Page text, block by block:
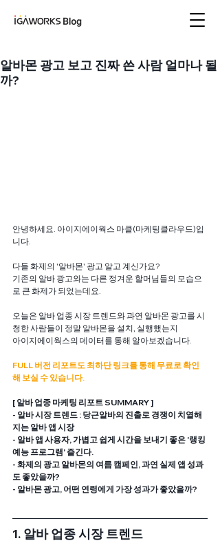
알바몬 광고 보고 진짜 쓴 사람 얼마나 될
까?
안녕하세요. 아이지에이웍스 마클(마케팅클라우드)입
니다.
다들 화제의 '알바몬' 광고 알고 계신가요?
기존의 알바 광고와는 다른 정겨운 할머님들의 모습으
로 큰 화제가 되었는데요.
오늘은 알바 업종 시장 트렌드와 과연 알바몬 광고를 시
청한 사람들이 정말 알바몬을 설치, 실행했는지
아이지에이웍스의 데이터를 통해 알아보겠습니다.
FULL 버전 리포트도 최하단 링크를 통해 무료로 확인
해 보실 수 있습니다.
[ 알바 업종 마케팅 리포트 SUMMARY ]
- 알바 시장 트렌드 : 당근알바의 진출로 경쟁이 치열해
지는 알바 앱 시장
- 알바 앱 사용자, 가볍고 쉽게 시간을 보내기 좋은 '랭킹
예능 프로그램' 즐긴다.
- 화제의 광고 알바몬의 여름 캠페인, 과연 실제 앱 성과
도 좋았을까?
- 알바몬 광고, 어떤 연령에게 가장 성과가 좋았을까?
1. 알바 업종 시장 트렌드